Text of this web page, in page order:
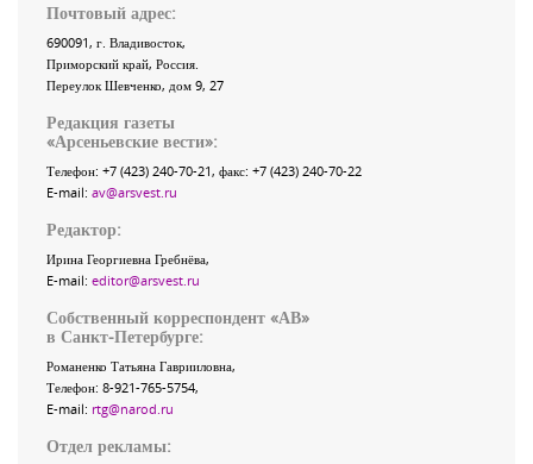
Почтовый адрес:
690091, г. Владивосток,
Приморский край, Россия
Переулок Шевченко, дом 9, 27
Редакция газеты
«Арсеньевские вести»:
Телефон: +7 (423) 240-70-21, факс: +7 (423) 240-70-22
E-mail: av@arsvest.ru
Редактор:
Ирина Георгиевна Гребнёва,
E-mail: editor@arsvest.ru
Собственный корреспондент «АВ»
в Санкт-Петербурге:
Романенко Татьяна Гаврииловна,
Телефон: 8-921-765-5754,
E-mail: rtg@narod.ru
Отдел рекламы: